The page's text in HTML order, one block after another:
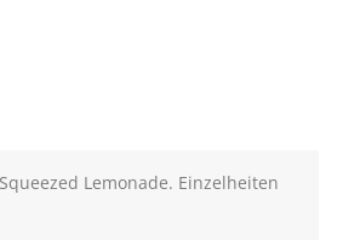
Lemonade. Einzelheiten